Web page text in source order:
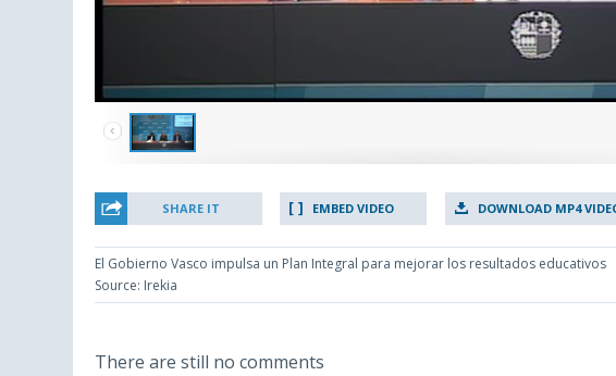
SHARE IT EMBED VIDEO DOWNLOAD MP4
El Gobierno Vasco impulsa un Plan Integral para mejorar los resultados educativos
Source: Irekia
There are still no comments